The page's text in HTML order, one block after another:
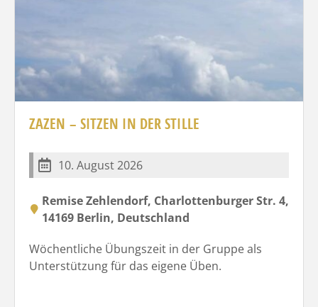
ZAZEN – SITZEN IN DER STILLE
10. August 2026
Remise Zehlendorf, Charlottenburger Str. 4,
14169 Berlin, Deutschland
Wöchentliche Übungszeit in der Gruppe als
Unterstützung für das eigene Üben.